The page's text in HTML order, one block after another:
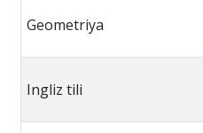
Geometriya
Ingliz tili